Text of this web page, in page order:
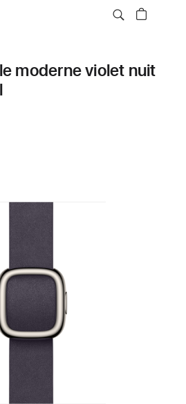
moderne violet nuit